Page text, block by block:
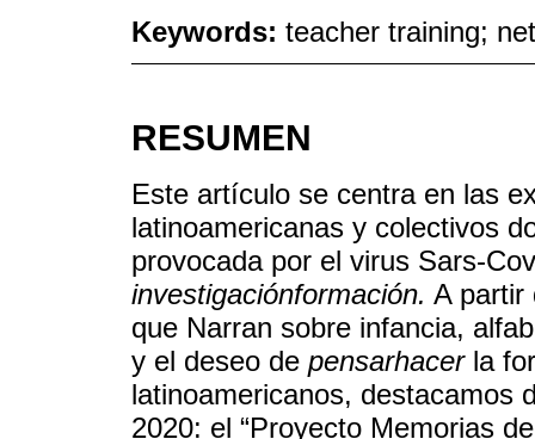
Keywords: teacher training;
RESUMEN
Este artículo se centra en las
latinoamericanas y colectivos
provocada por el virus Sars-
investigaciónformación. A partir
que Narran sobre infancia,
y el deseo de pensarhacerla
latinoamericanos, destacamos
2020: el “Proyecto Memorias